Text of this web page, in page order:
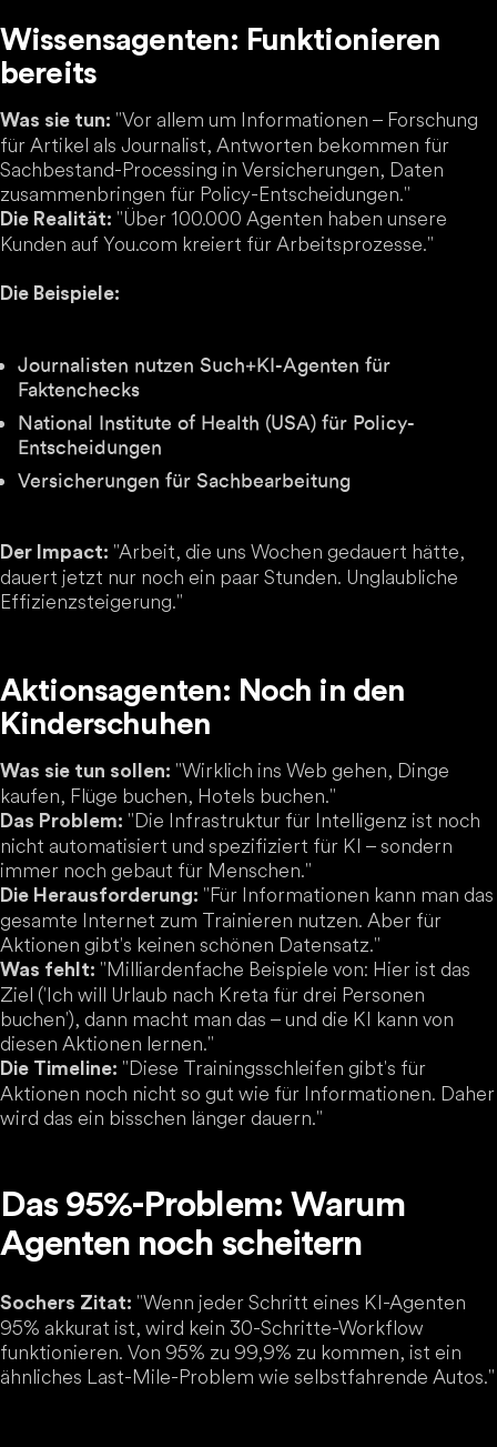
Wissensagenten: Funktionieren
bereits
Was sie tun: "Vor allem um Informationen – Forschung
für Artikel als Journalist, Antworten bekommen für
Sachbestand-Processing in Versicherungen, Daten
zusammenbringen für Policy-Entscheidungen."
Die Realität: "Über 100.000 Agenten haben unsere
Kunden auf You.com kreiert für Arbeitsprozesse."
Die Beispiele:
Journalisten nutzen Such+KI-Agenten für
Faktenchecks
National Institute of Health (USA) für Policy-
Entscheidungen
Versicherungen für Sachbearbeitung
Der Impact: "Arbeit, die uns Wochen gedauert hätte,
dauert jetzt nur noch ein paar Stunden. Unglaubliche
Effizienzsteigerung."
Aktionsagenten: Noch in den
Kinderschuhen
Was sie tun sollen: "Wirklich ins Web gehen, Dinge
kaufen, Flüge buchen, Hotels buchen."
Das Problem: "Die Infrastruktur für Intelligenz ist noch
nicht automatisiert und spezifiziert für KI – sondern
immer noch gebaut für Menschen."
Die Herausforderung: "Für Informationen kann man das
gesamte Internet zum Trainieren nutzen. Aber für
Aktionen gibt's keinen schönen Datensatz."
Was fehlt: "Milliardenfache Beispiele von: Hier ist das
Ziel ('Ich will Urlaub nach Kreta für drei Personen
buchen'), dann macht man das – und die KI kann von
diesen Aktionen lernen."
Die Timeline: "Diese Trainingsschleifen gibt's für
Aktionen noch nicht so gut wie für Informationen. Daher
wird das ein bisschen länger dauern."
Das 95%-Problem: Warum
Agenten noch scheitern
Sochers Zitat: "Wenn jeder Schritt eines KI-Agenten
95% akkurat ist, wird kein 30-Schritte-Workflow
funktionieren. Von 95% zu 99,9% zu kommen, ist ein
ähnliches Last-Mile-Problem wie selbstfahrende Autos."